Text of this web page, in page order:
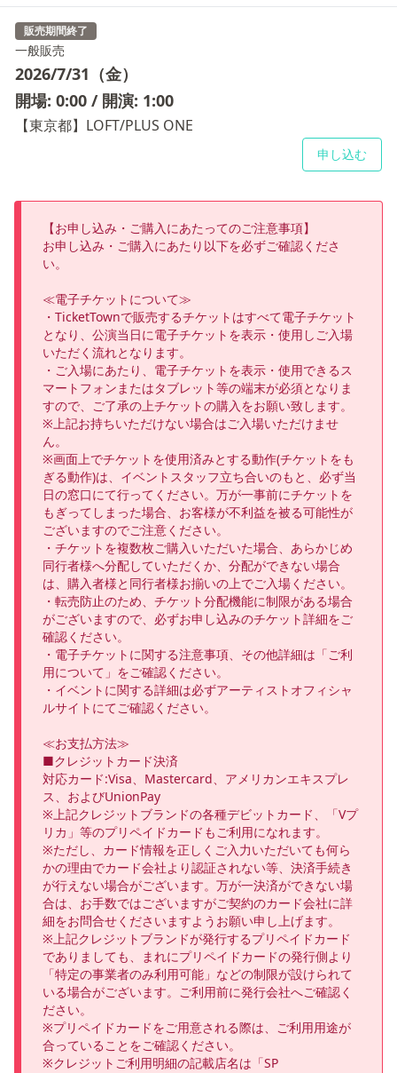
一般販売
2026/7/31（金）
開場: 0:00 / 開演: 1:00
【東京都】LOFT/PLUS ONE
販売期間終了
申し込む
【お申し込み・ご購入にあたってのご注意事項】
お申し込み・ご購入にあたり以下を必ずご確認くださ
い。
≪電子チケットについて≫
・TicketTownで販売するチケットはすべて電子チケット
となり、公演当日に電子チケットを表示・使用しご入場
いただく流れとなります。
・ご入場にあたり、電子チケットを表示・使用できるス
マートフォンまたはタブレット等の端末が必須となりま
すので、ご了承の上チケットの購入をお願い致します。
※上記お持ちいただけない場合はご入場いただけませ
ん。
※画面上でチケットを使用済みとする動作(チケットをも
ぎる動作)は、イベントスタッフ立ち合いのもと、必ず当
日の窓口にて行ってください。万が一事前にチケットを
もぎってしまった場合、お客様が不利益を被る可能性が
ございますのでご注意ください。
・チケットを複数枚ご購入いただいた場合、あらかじめ
同行者様へ分配していただくか、分配ができない場合
は、購入者様と同行者様お揃いの上でご入場ください。
・転売防止のため、チケット分配機能に制限がある場合
がございますので、必ずお申し込みのチケット詳細をご
確認ください。
・電子チケットに関する注意事項、その他詳細は「ご利
用について」をご確認ください。
・イベントに関する詳細は必ずアーティストオフィシャ
ルサイトにてご確認ください。
≪お支払方法≫
■クレジットカード決済
対応カード:Visa、Mastercard、アメリカンエキスプレ
ス、およびUnionPay
※上記クレジットブランドの各種デビットカード、「Vプ
リカ」等のプリペイドカードもご利用になれます。
※ただし、カード情報を正しくご入力いただいても何ら
かの理由でカード会社より認証されない等、決済手続き
が行えない場合がございます。万が一決済ができない場
合は、お手数ではございますがご契約のカード会社に詳
細をお問合せくださいますようお願い申し上げます。
※上記クレジットブランドが発行するプリペイドカード
でありましても、まれにプリペイドカードの発行側より
「特定の事業者のみ利用可能」などの制限が設けられて
いる場合がございます。ご利用前に発行会社へご確認く
ださい。
※プリペイドカードをご用意される際は、ご利用用途が
合っていることをご確認ください。
※クレジットご利用明細の記載店名は「SP